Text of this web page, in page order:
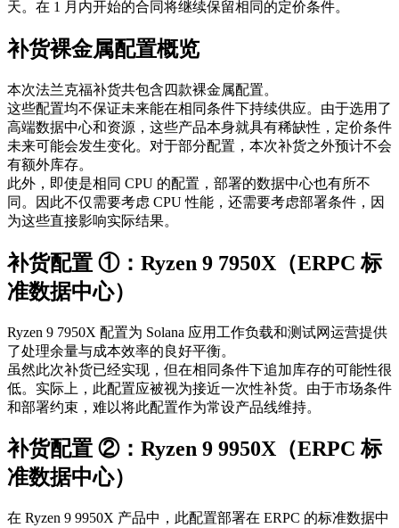
天。在 1 月内开始的合同将继续保留相同的定价条件。
补货裸金属配置概览
本次法兰克福补货共包含四款裸金属配置。
这些配置均不保证未来能在相同条件下持续供应。由于选用了
高端数据中心和资源，这些产品本身就具有稀缺性，定价条件
未来可能会发生变化。对于部分配置，本次补货之外预计不会
有额外库存。
此外，即使是相同 CPU 的配置，部署的数据中心也有所不
同。因此不仅需要考虑 CPU 性能，还需要考虑部署条件，因
为这些直接影响实际结果。
补货配置 ①：Ryzen 9 7950X（ERPC 标
准数据中心）
Ryzen 9 7950X 配置为 Solana 应用工作负载和测试网运营提供
了处理余量与成本效率的良好平衡。
虽然此次补货已经实现，但在相同条件下追加库存的可能性很
低。实际上，此配置应被视为接近一次性补货。由于市场条件
和部署约束，难以将此配置作为常设产品线维持。
补货配置 ②：Ryzen 9 9950X（ERPC 标
准数据中心）
在 Ryzen 9 9950X 产品中，此配置部署在 ERPC 的标准数据中